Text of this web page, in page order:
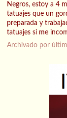
Negros, estoy a 4
tatuajes que un
preparada y
tatuajes si me
Archivado por